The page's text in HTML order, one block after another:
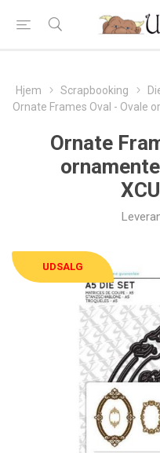
Hjem Scrapbooking
Ornate Frames Oval - Ovale
Ornate
UDSALG